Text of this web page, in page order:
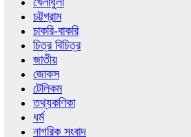
চট্টগ্রাম
চাকরি-বাকরি
চিত্র বিচিত্র
জাতীয়
জোকস
টেলিকম
তথ্যকণিকা
ধর্ম
নাগরিক সংবাদ